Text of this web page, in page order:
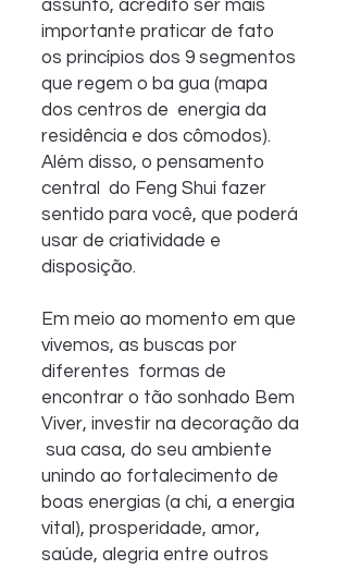
assunto, acredito ser mais
importante praticar de fato
os princípios dos 9 segmentos
que regem o ba gua (mapa
dos centros de  energia da
residência e dos cômodos).
Além disso, o pensamento
central  do Feng Shui fazer
sentido para você, que poderá
usar de criatividade e
disposição.
Em meio ao momento em que
vivemos, as buscas por
diferentes  formas de
encontrar o tão sonhado Bem
Viver, investir na decoração da
sua casa, do seu ambiente
unindo ao fortalecimento de
boas energias (a chi, a energia
vital), prosperidade, amor,
saúde, alegria entre outros